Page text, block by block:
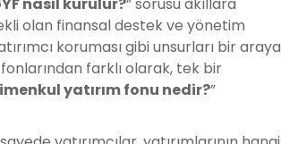
olan finansal destek ve yönetim
koruması gibi unsurları bir araya
fonlarından farklı olarak, tek bir
yatırım fonu nedir?”